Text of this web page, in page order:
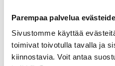
Parempaa palvelua
Sivustomme käyttää
toimivat toivotulla tavalla ja
kiinnostavia. Voit antaa
ULKORENGAS 44-484
MUSTA SR 120
21,99€